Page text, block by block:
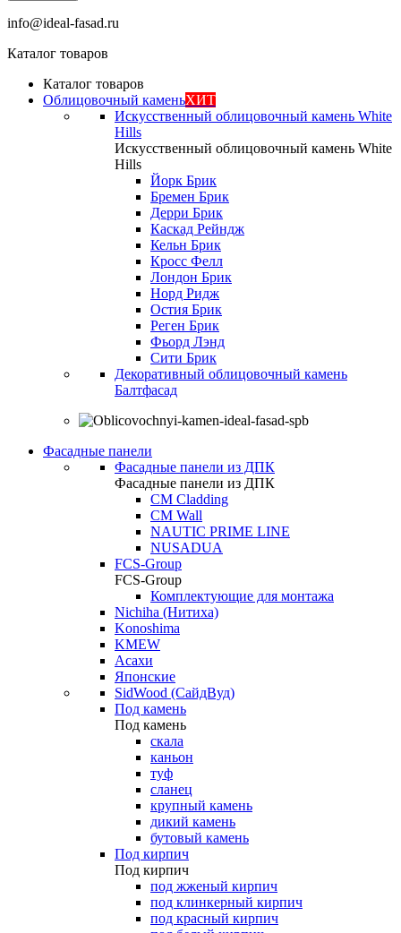
info@ideal-fasad.ru
Каталог товаров
Каталог товаров
Облицовочный каменьХИТ
Искусственный облицовочный камень White
Hills
Искусственный облицовочный камень White
Hills
Йорк Брик
Бремен Брик
Дерри Брик
Каскад Рейндж
Кельн Брик
Кросс Фелл
Лондон Брик
Норд Ридж
Остия Брик
Реген Брик
Фьорд Лэнд
Сити Брик
Декоративный облицовочный камень
Балтфасад
Фасадные панели
Фасадные панели из ДПК
Фасадные панели из ДПК
CM Cladding
CM Wall
NAUTIC PRIME LINE
NUSADUA
FCS-Group
FCS-Group
Комплектующие для монтажа
Nichiha (Нитиха)
Konoshima
KMEW
Асахи
Японские
SidWood (СайдВуд)
Под камень
Под камень
скала
каньон
туф
сланец
крупный камень
дикий камень
бутовый камень
Под кирпич
Под кирпич
под жженый кирпич
под клинкерный кирпич
под красный кирпич